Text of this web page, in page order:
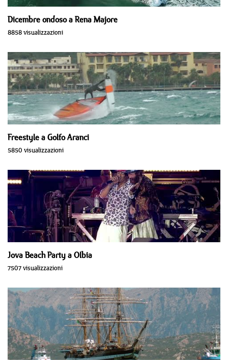
Dicembre ondoso a Rena Majore
8858 visualizzazioni
Freestyle a Golfo Aranci
5850 visualizzazioni
Jova Beach Party a Olbia
7507 visualizzazioni